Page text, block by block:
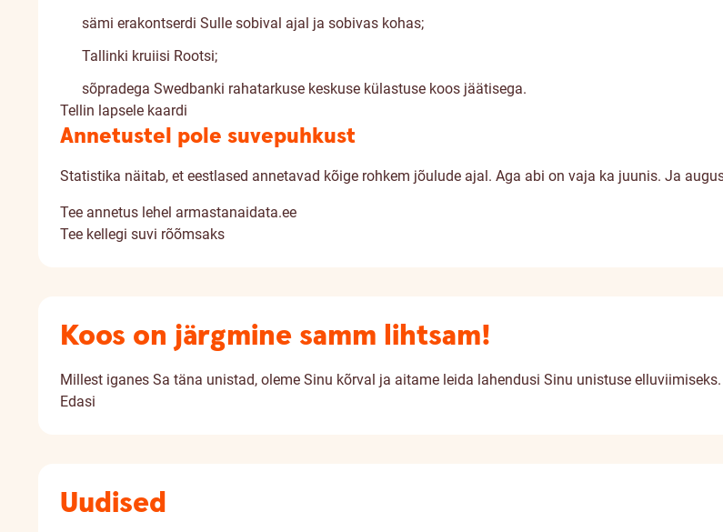
sämi erakontserdi Sulle sobival ajal ja sobivas kohas;
Tallinki kruiisi Rootsi;
sõpradega Swedbanki rahatarkuse keskuse külastuse koos jäätisega.
Tellin lapsele kaardi
Annetustel pole suvepuhkust
Statistika näitab, et eestlased annetavad kõige rohkem jõulude ajal. Aga abi on vaja ka juunis. Ja
Tee annetus lehel armastanaidata.ee
Tee kellegi suvi rõõmsaks
Koos on järgmine samm lihtsam!
Millest iganes Sa täna unistad, oleme Sinu kõrval ja aitame leida lahendusi Sinu unistuse elluviimiseks.
Edasi
Uudised